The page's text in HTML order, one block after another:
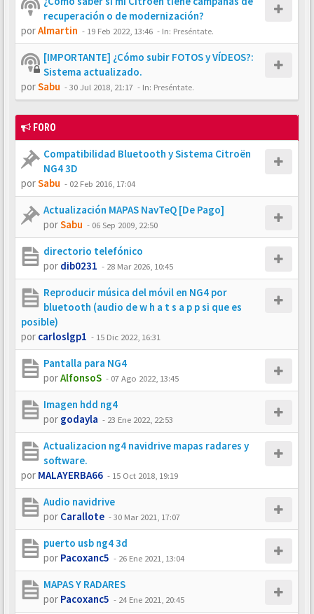
recuperación o de modernización?
porAlmartin - 19 Feb 2022, 13:46 - In: Preséntate.
[IMPORTANTE] ¿Cómo subir FOTOS y VÍDEOS?:
Sistema actualizado.
porSabu -30 Jul 2018, 21:17 - In: Preséntate.
FORO
Compatibilidad Bluetooth y Sistema Citroën
NG4 3D
porSabu - 02 Feb 2016, 17:04
Actualización MAPAS NavTeQ [De Pago]
porSabu - 06 Sep 2009, 22:50
directorio telefónico
por dib0231 - 28 Mar 2026, 10:45
Reproducir música del móvil en NG4 por
bluetooth (audio de w h a t s a p p si que es
posible)
por carloslgp1 - 15 Dic 2022, 16:31
Pantalla para NG4
porAlfonsoS - 07 Ago 2022, 13:45
Imagen hdd ng4
por godayla - 23 Ene 2022, 22:53
Actualizacion ng4 navidrive mapas radares y
software.
por MALAYERBA66 - 15 Oct 2018, 19:19
Audio navidrive
por Carallote -30 Mar 2021, 17:07
puerto usb ng4 3d
por Pacoxanc5 - 26 Ene 2021, 13:04
MAPAS Y RADARES
por Pacoxanc5 - 24 Ene 2021, 20:45